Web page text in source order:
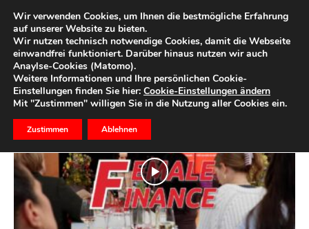
Start Schlagworte Geldanlage
Schlagwort: Geldanlage
Wir verwenden Cookies, um Ihnen die bestmögliche Erfahrung
auf unserer Website zu bieten.
Wir nutzen technisch notwendige Cookies, damit die Webseite
einwandfrei funktioniert. Darüber hinaus nutzen wir auch
Anaylse-Cookies (Matomo).
Weitere Informationen und Ihre persönlichen Cookie-
Einstellungen finden Sie hier: Cookie-Einstellungen ändern
Mit "Zustimmen" willigen Sie in die Nutzung aller Cookies ein.
Zustimmen Ablehnen